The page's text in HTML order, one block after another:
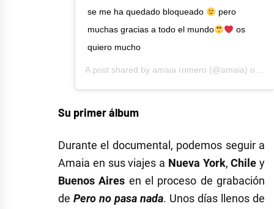
se me ha quedado bloqueado
pero
muchas gracias a todo el mundo
os
quiero mucho
A post shared by amaia romero (@amaia) on
Su primer álbum
Durante el documental, podemos seguir a
Amaia en sus viajes a Nueva York,Chile y
Buenos Aires en el proceso de grabación
de Pero no pasa nada. Unos días llenos de